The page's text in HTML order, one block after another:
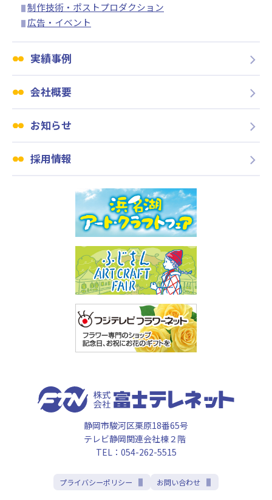
制作技術・ポストプロダクション
広告・イベント
実績事例
会社概要
お知らせ
採用情報
静岡市駿河区栗原18番65号
テレビ静岡関連会社棟２階
TEL：054-262-5515
プライバシーポリシー お問い合わせ